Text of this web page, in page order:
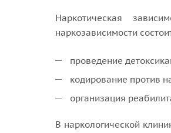
Наркотическая
наркозависимости
проведение
кодирование против
организация
В наркологической